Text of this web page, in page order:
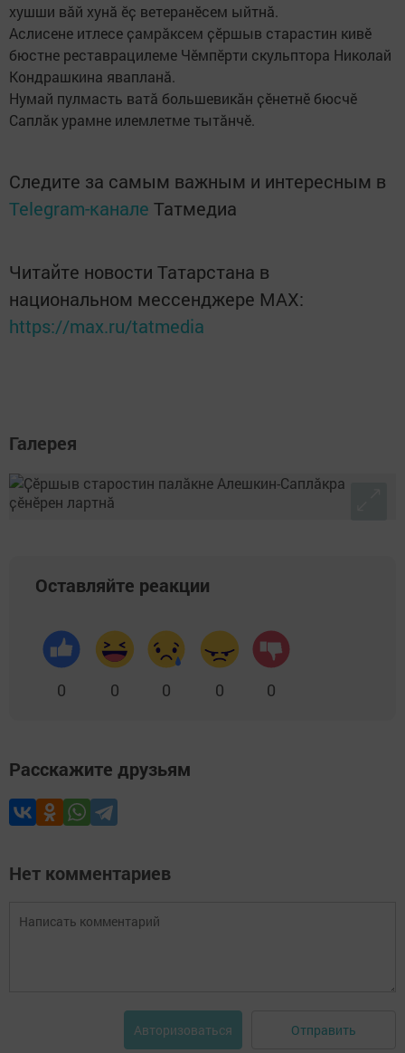
хушши вӑй хунӑ ӗҫ ветеранӗсем ыйтнӑ.
Аслисене итлесе ҫамрӑксем ҫӗршыв старастин кивӗ
бюстне реставрацилеме Чӗмпӗрти скульптора Николай
Кондрашкина явапланӑ.
Нумай пулмасть ватӑ большевикӑн ҫӗнетнӗ бюсчӗ
Саплӑк урамне илемлетме тытӑнчӗ.
Следите за самым важным и интересным в
Telegram-канале Татмедиа
Читайте новости Татарстана в
национальном мессенджере MАХ:
https://max.ru/tatmedia
Галерея
Оставляйте реакции
0 0 0 0 0
Расскажите друзьям
Нет комментариев
Авторизоваться Отправить